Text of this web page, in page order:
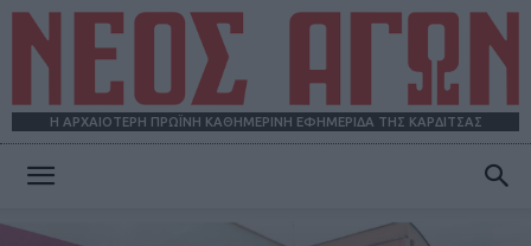
Η ΑΡΧΑΙΟΤΕΡΗ ΠΡΩΪΝΗ ΚΑΘΗΜΕΡΙΝΗ ΕΦΗΜΕΡΙΔΑ ΤΗΣ ΚΑΡΔΙΤΣΑΣ